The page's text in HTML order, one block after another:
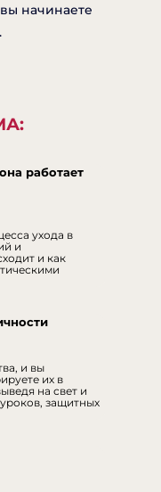
начинаете
работает
ухода в
и
и как
и вы
их в
на свет и
защитных